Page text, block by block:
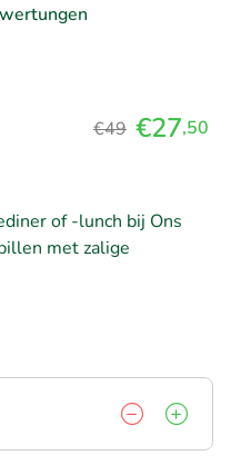
€49 €27,50
of -lunch bij Ons
met zalige